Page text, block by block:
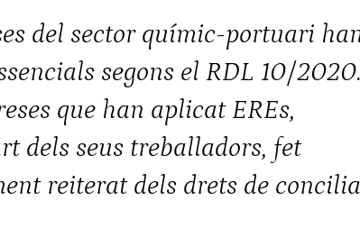
del sector químic-portuari
segons el RDL 10/
que han aplicat EREs,
dels seus treballadors, fet
reiterat dels drets de